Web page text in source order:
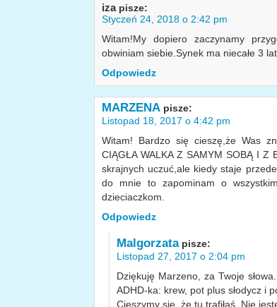
iza pisze:
Styczeń 24, 2018 o 2:42 pm
Witam!My dopiero zaczynamy
obwiniam siebie.Synek ma niecałe 3
Odpowiedz
MARZENA pisze:
Listopad 18, 2017 o 4:42 pm
Witam! Bardzo się cieszę,że Was
CIĄGŁA WALKA Z SAMYM SOBĄ I Z
skrajnych uczuć,ale kiedy staje
do mnie to zapominam o
dzieciaczkom.
Odpowiedz
Malgorzata pisze:
Listopad 27, 2017 o 2:04 pm
Dziękuję Marzeno, za Twoje
ADHD-ka: krew, pot plus słodycz i
Cieszymy się, że tu trafiłaś. Nie